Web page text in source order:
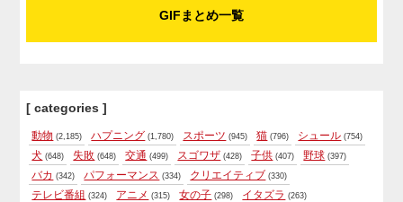
GIFまとめ一覧
[ categories ]
動物 (2,185) ハプニング (1,780) スポーツ (945) 猫 (796) シュール (754)
犬 (648) 失敗 (648) 交通 (499) スゴワザ (428) 子供 (407) 野球 (397)
バカ (342) パフォーマンス (334) クリエイティブ (330)
テレビ番組 (324) アニメ (315) 女の子 (298) イタズラ (263)